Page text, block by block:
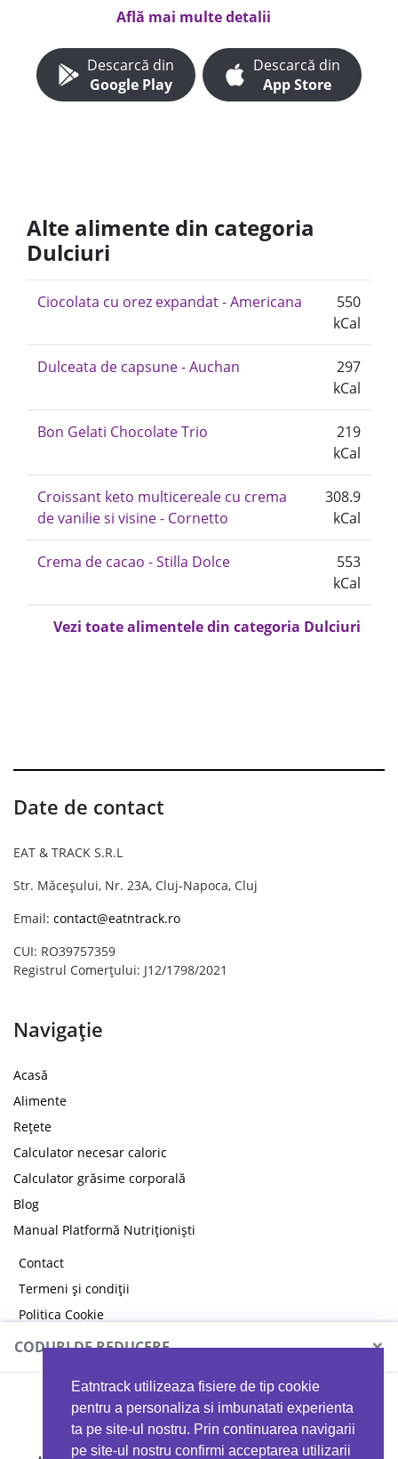
Eatntrack utilizeaza fisiere de tip cookie
pentru a personaliza si imbunatati experienta
ta pe site-ul nostru. Prin continuarea navigarii
pe site-ul nostru confirmi acceptarea utilizarii
Află mai multe detalii
Descarcă din
Google Play
Descarcă din
App Store
Alte alimente din categoria
Dulciuri
Ciocolata cu orez expandat - Americana
550
kCal
Dulceata de capsune - Auchan
297
kCal
Bon Gelati Chocolate Trio
219
kCal
Croissant keto multicereale cu crema
de vanilie si visine - Cornetto
308.9
kCal
Crema de cacao - Stilla Dolce
553
kCal
Vezi toate alimentele din categoria Dulciuri
Date de contact
EAT & TRACK S.R.L
Str. Măceșului, Nr. 23A, Cluj-Napoca, Cluj
Email: contact@eatntrack.ro
CUI: RO39757359
Registrul Comerțului: J12/1798/2021
Navigație
Acasă
Alimente
Rețete
Calculator necesar caloric
Calculator grăsime corporală
Blog
Manual Platformă Nutriționiști
Contact
Termeni și condiții
Politica Cookie
Politica de confidențialitate
CODURI DE REDUCERE ×
MYPROTEIN